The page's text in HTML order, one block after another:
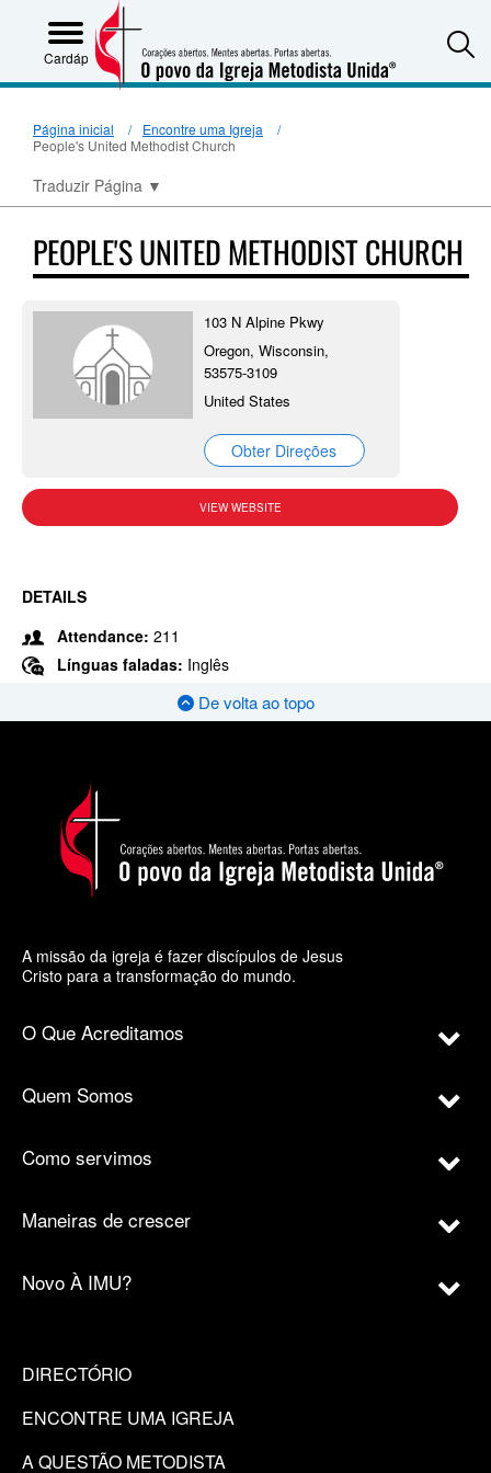
Cardápio
Página inicial
Encontre uma Igreja
People's United Methodist Church
Traduzir Página ▼
PEOPLE'S UNITED METHODIST CHURCH
103 N Alpine Pkwy
Oregon, Wisconsin,
53575-3109
United States
Obter Direções
VIEW WEBSITE
DETAILS
Attendance: 211
Línguas faladas: Inglês
De volta ao topo
A missão da igreja é fazer discípulos de Jesus
Cristo para a transformação do mundo.
O Que Acreditamos
Quem Somos
Como servimos
Maneiras de crescer
Novo À IMU?
DIRECTÓRIO
ENCONTRE UMA IGREJA
A QUESTÃO METODISTA